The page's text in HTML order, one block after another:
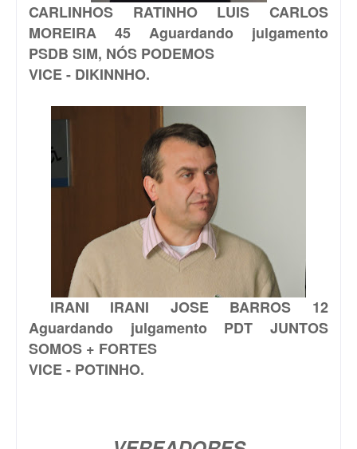
CARLINHOS RATINHOLUIS CARLOS
MOREIRA 45 Aguardando julgamento
PSDB SIM, NÓS PODEMOS
VICE - DIKINNHO.
IRANI IRANI JOSE BARROS 12
Aguardando julgamento PDT JUNTOS
SOMOS + FORTES
VICE - POTINHO.